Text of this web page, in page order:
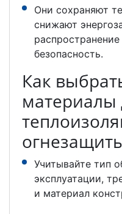
Они сохраняют
снижают
безопасность.
Как
материалы
Учитывайте тип
эксплуатации,
и материал